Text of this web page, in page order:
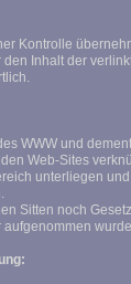
übernehmen
der verlinkten Seiten sind
WWW und
Web-Sites
unterliegen
wurde genau ein
mal geprüft: bevor sie hier aufgenommen